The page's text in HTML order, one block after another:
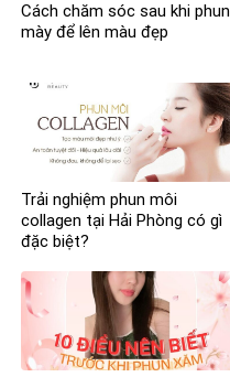
Cách chăm sóc sau khi phun
mày để lên màu đẹp
Trải nghiệm phun môi
collagen tại Hải Phòng có gì
đặc biệt?